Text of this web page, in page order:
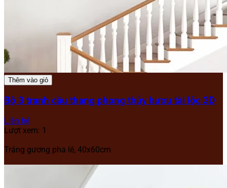
Thêm vào giỏ
Bộ 3 tranh cầu thang phong thủy hươu tài lộc 3D
Liên hệ
Lượt xem: 1
Tráng gương pha lê, 40x60cm